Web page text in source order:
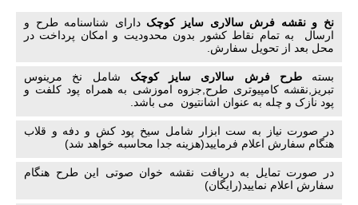
نخ و نقشه فرش سالاری سایز کوچکدارای شناسنامه طرح و
ارسال به تمام نقاط کشور بدون محدودیت و امکان پرداخت در
محل بعد از تحویل سفارش.
بستهطرح فرش سالاری سایز کوچک شامل نخ مرینوس
تبریز,نقشه کامپیوتری طرح,جزوه اموزشی به همراه پود کلفت و
پود نازک و چله به عنوان اشانتیون می باشد.
در صورت نیاز به ست ابزار شامل سیخ پود کش و دفه و قلاب
هنگام سفارش اعلام فرمایید(هزینه جدا محاسبه خواهد شد)
در صورت تمایل به دریافت نقشه خوان صوتی این طرح هنگام
سفارش اعلام نمایید(رایگان)